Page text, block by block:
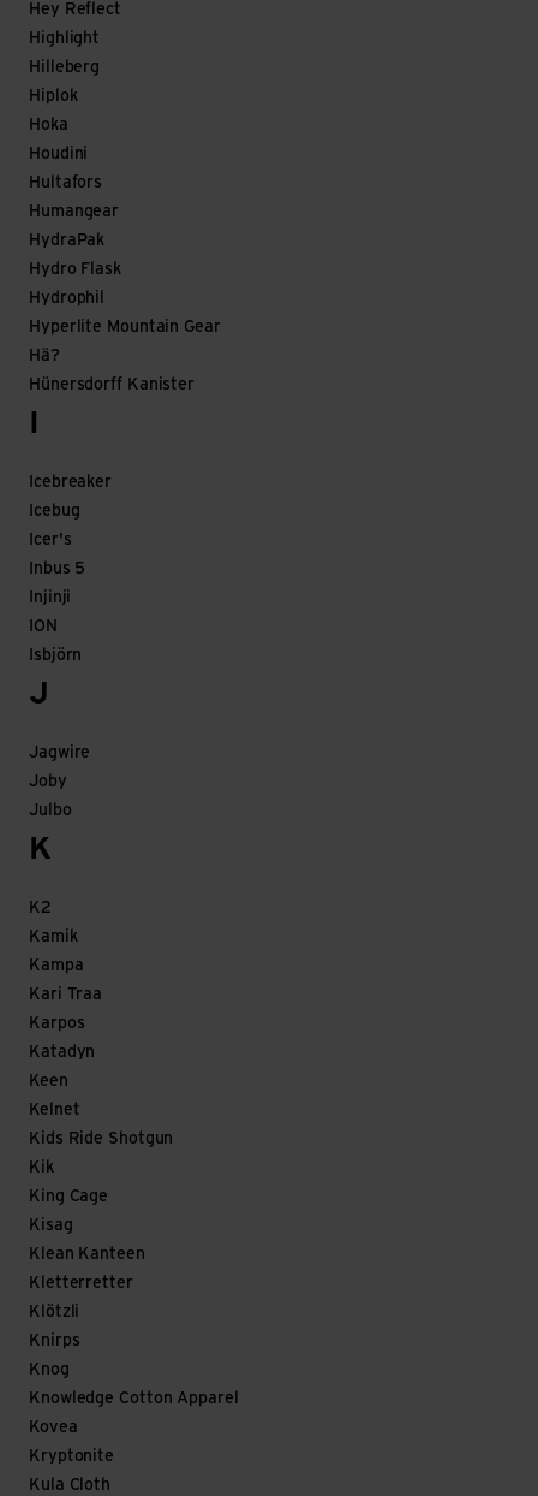
Hey Reflect
Highlight
Hilleberg
Hiplok
Hoka
Houdini
Hultafors
Humangear
HydraPak
Hydro Flask
Hydrophil
Hyperlite Mountain Gear
Hä?
Hünersdorff Kanister
Icebreaker
Icebug
Icer's
Inbus 5
Injinji
ION
Isbjörn
J
Jagwire
Joby
Julbo
K
K2
Kamik
Kampa
Kari Traa
Karpos
Katadyn
Keen
Kelnet
Kids Ride Shotgun
Kik
King Cage
Kisag
Klean Kanteen
Kletterretter
Klötzli
Knirps
Knog
Knowledge Cotton Apparel
Kovea
Kryptonite
Kula Cloth